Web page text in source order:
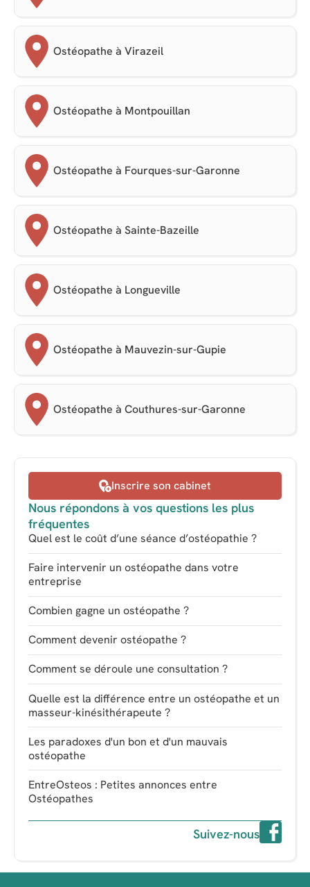
Ostéopathe à Virazeil
Ostéopathe à Montpouillan
Ostéopathe à Fourques-sur-Garonne
Ostéopathe à Sainte-Bazeille
Ostéopathe à Longueville
Ostéopathe à Mauvezin-sur-Gupie
Ostéopathe à Couthures-sur-Garonne
Inscrire son cabinet
Nous répondons à vos questions les plus
fréquentes
Quel est le coût d’une séance d’ostéopathie ?
Faire intervenir un ostéopathe dans votre
entreprise
Combien gagne un ostéopathe ?
Comment devenir ostéopathe ?
Comment se déroule une consultation ?
Quelle est la différence entre un ostéopathe et un
masseur-kinésithérapeute ?
Les paradoxes d'un bon et d'un mauvais
ostéopathe
EntreOsteos : Petites annonces entre
Ostéopathes
Suivez-nous